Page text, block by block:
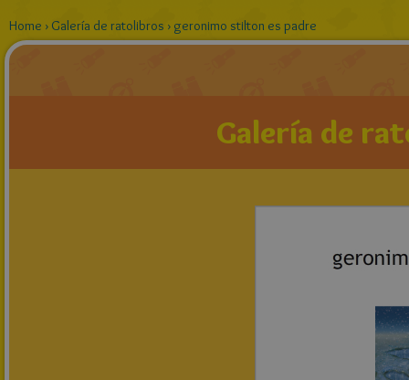
Home › Galería de ratolibros › geronimo stilton es padre
Galería de